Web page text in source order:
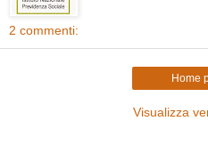
2 commenti:
Home
Visualizza